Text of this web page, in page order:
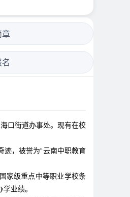
章
口街道办事处。现有在校
，被誉为“云南中职教育
家级重点中等职业学校条
业绩。